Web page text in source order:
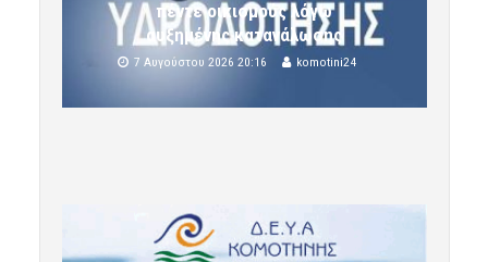
πέντε οικισμούς λόγω
αυξημένης κατανάλωσης
7 Αυγούστου 2026 20:16 komotini24